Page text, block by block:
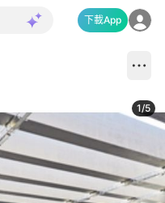
下載App
1/5